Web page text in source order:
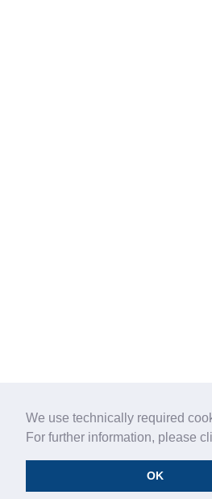
We use technically required
For further information, please
OK